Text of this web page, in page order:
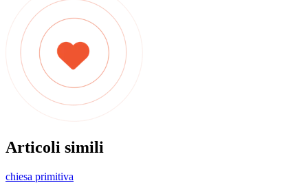
Articoli simili
chiesa primitiva